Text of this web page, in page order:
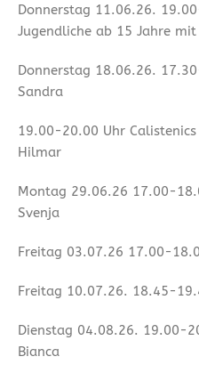
Donnerstag 11.06.26.
Jugendliche ab 15 Jahre
Donnerstag 18.06.26.
Sandra
19.00-20.00 Uhr
Hilmar
Montag 29.06.26 17.00-
Svenja
Freitag 03.07.26 17.00-
Freitag 10.07.26. 18.45-
Dienstag 04.08.26. 19.00-
Bianca